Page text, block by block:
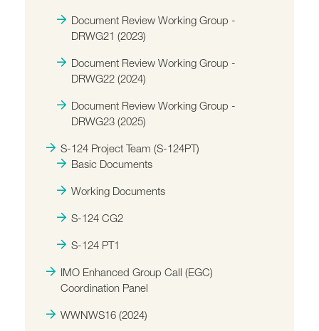
Document Review Working Group -
DRWG21 (2023)
Document Review Working Group -
DRWG22 (2024)
Document Review Working Group -
DRWG23 (2025)
S-124 Project Team (S-124PT)
Basic Documents
Working Documents
S-124 CG2
S-124 PT1
IMO Enhanced Group Call (EGC)
Coordination Panel
WWNWS16 (2024)